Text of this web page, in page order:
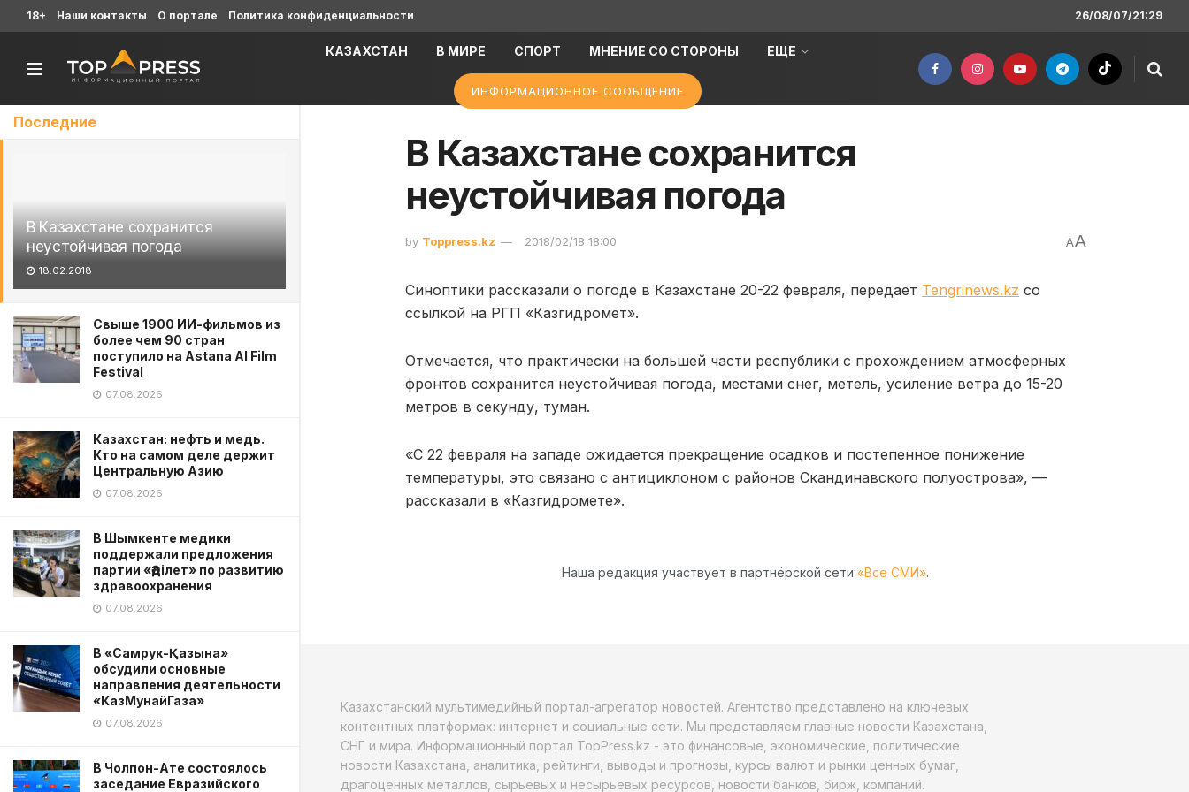
Последние
В Казахстане сохранится
неустойчивая погода
18.02.2018
Свыше 1900 ИИ-фильмов из
более чем 90 стран
поступило на Astana AI Film
Festival
07.08.2026
Казахстан: нефть и медь.
Кто на самом деле держит
Центральную Азию
07.08.2026
В Шымкенте медики
поддержали предложения
партии «Әділет» по развитию
здравоохранения
07.08.2026
В «Самрук-Қазына»
обсудили основные
направления деятельности
«КазМунайГаза»
07.08.2026
В Чолпон-Ате состоялось
заседание Евразийского
18+ Наши контакты О портале Политика конфиденциальности 26/08/07/21:29
КАЗАХСТАН В МИРЕ СПОРТ МНЕНИЕ СО СТОРОНЫ ЕЩЕ
ИНФОРМАЦИОННОЕ СООБЩЕНИЕ
В Казахстане сохранится
неустойчивая погода
by Toppress.kz 2018/02/18 18:00 AA
Синоптики рассказали о погоде в Казахстане 20-22 февраля, передает Tengrinews.kz со
ссылкой на РГП «Казгидромет».
Отмечается, что практически на большей части республики с прохождением атмосферных
фронтов сохранится неустойчивая погода, местами снег, метель, усиление ветра до 15-20
метров в секунду, туман.
«С 22 февраля на западе ожидается прекращение осадков и постепенное понижение
температуры, это связано с антициклоном с районов Скандинавского полуострова», —
рассказали в «Казгидромете».
Наша редакция участвует в партнёрской сети «Все СМИ».
Казахстанский мультимедийный портал-агрегатор новостей. Агентство представлено на ключевых
контентных платформах: интернет и социальные сети. Мы представляем главные новости Казахстана,
СНГ и мира. Информационный портал TopPress.kz - это финансовые, экономические, политические
новости Казахстана, аналитика, рейтинги, выводы и прогнозы, курсы валют и рынки ценных бумаг,
драгоценных металлов, сырьевых и несырьевых ресурсов, новости банков, бирж, компаний.